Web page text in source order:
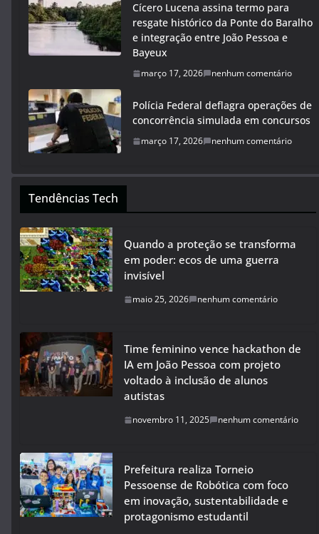
Cícero Lucena assina termo para
resgate histórico da Ponte do Baralho
e integração entre João Pessoa e
Bayeux
março 17, 2026 nenhum comentário
Polícia Federal deflagra operações de
concorrência simulada em concursos
março 17, 2026 nenhum comentário
Tendências Tech
Quando a proteção se transforma
em poder: ecos de uma guerra
invisível
maio 25, 2026 nenhum comentário
Time feminino vence hackathon de
IA em João Pessoa com projeto
voltado à inclusão de alunos
autistas
novembro 11, 2025 nenhum comentário
Prefeitura realiza Torneio
Pessoense de Robótica com foco
em inovação, sustentabilidade e
protagonismo estudantil